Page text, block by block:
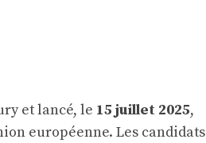
et lancé, le 15 juillet 2025,
européenne. Les candidats